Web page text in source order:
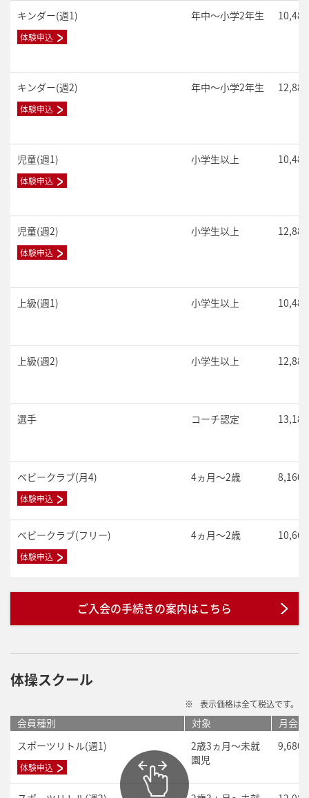
キンダー(週1)
体験申込
年中～小学2年生
キンダー(週2)
体験申込
年中～小学2年生
児童(週1)
体験申込
小学生以上
児童(週2)
体験申込
小学生以上
上級(週1) 小学生以上
上級(週2) 小学生以上
選手 コーチ認定
ベビークラブ(月4)
体験申込
4ヵ月～2歳 8,160
ベビークラブ(フリー)
体験申込
4ヵ月～2歳
ご入会の手続きの案内はこちら
体操スクール
※ 表示価格は全て税込です。
会員種別 対象
月会費
スポーツリトル(週1)
体験申込
2歳3ヵ月～未就
園児
9,680